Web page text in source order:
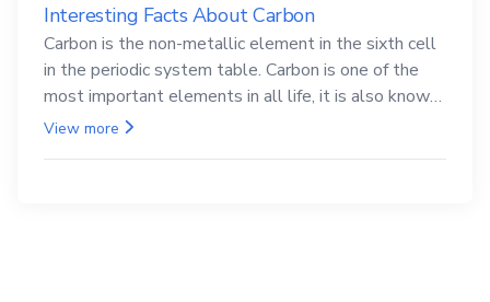
Interesting Facts About Carbon
Carbon is the non-metallic element in the sixth cell
in the periodic system table. Carbon is one of the
most important elements in all life, it is also known
as the back.
View more